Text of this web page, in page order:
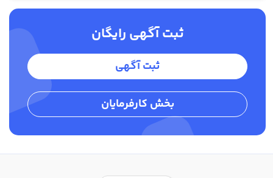
ثبت آگهی رایگان
ثبت آگهی
بخش کارفرمایان